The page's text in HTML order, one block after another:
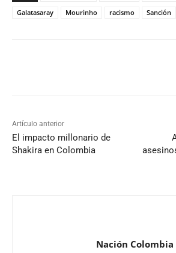
Galatasaray
Mourinho racismo Sanción
Artículo anterior
El impacto millonario de
Shakira en Colombia
Nación Colombia